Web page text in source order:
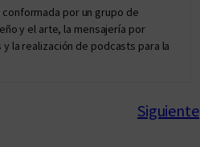
conformada por un grupo de
y el arte, la mensajería por
la realización de podcasts para la
Siguiente